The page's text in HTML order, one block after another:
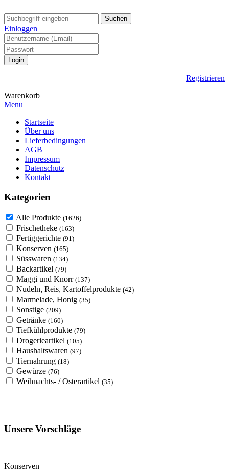
Suchen
Einloggen
Registrieren
Warenkorb
Menu
Startseite
Über uns
Lieferbedingungen
AGB
Impressum
Datenschutz
Kontakt
Kategorien
Alle Produkte (1626)
Frischetheke (163)
Fertiggerichte (91)
Konserven (165)
Süsswaren (134)
Backartikel (79)
Maggi und Knorr (137)
Nudeln, Reis, Kartoffelprodukte (42)
Marmelade, Honig (35)
Sonstige (209)
Getränke (160)
Tiefkühlprodukte (79)
Drogerieartikel (105)
Haushaltswaren (97)
Tiernahrung (18)
Gewürze (76)
Weihnachts- / Osterartikel (35)
Unsere Vorschläge
Konserven